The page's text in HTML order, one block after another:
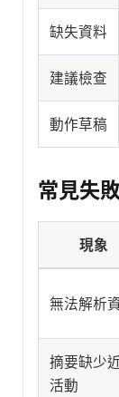
缺失資料
建議檢查
動作草稿
常見失
現象
無法解析
摘要缺少
活動